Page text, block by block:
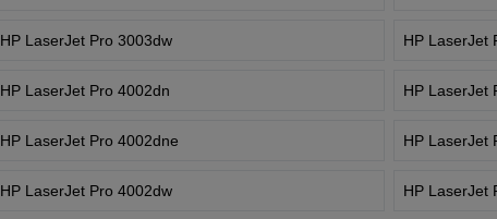
HP LaserJet Pro 3003dw
HP LaserJet Pro 4002dn
HP LaserJet Pro 4002dne
HP LaserJet Pro 4002dw
HP LaserJet
HP LaserJet
HP LaserJet
HP LaserJet